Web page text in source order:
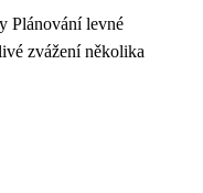
Plánování levné
zvážení několika